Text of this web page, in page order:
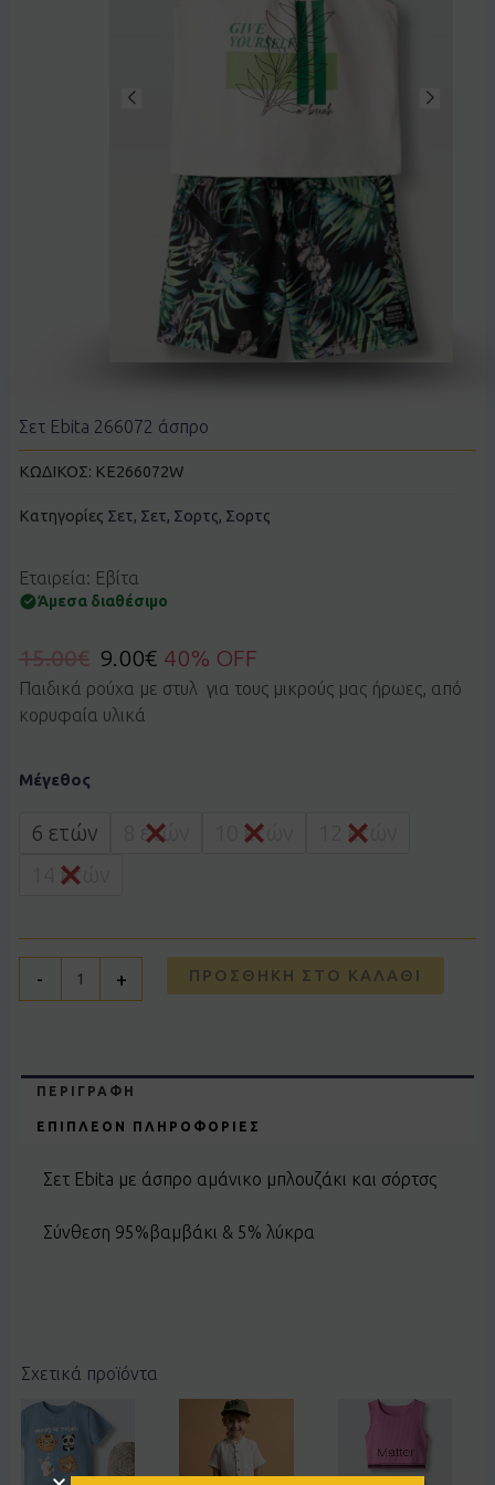
Σετ Ebita 266072 άσπρο
ΚΩΔΙΚΟΣ: KE266072W
Κατηγορίες Σετ, Σετ, Σορτς, Σορτς
Εταιρεία: Εβίτα
Άμεσα διαθέσιμο
15.00€ 9.00€ 40% OFF
Παιδικά ρούχα με στυλ για τους μικρούς μας ήρωες, από
κορυφαία υλικά
Μέγεθος
6 ετών 8 ετών 10 ετών
12 ετών
14 ετών
-
Ebita
άσπρο
ποσότητα
+ ΠΡΟΣΘΉΚΗ ΣΤΟ ΚΑΛΆΘΙ
ΠΕΡΙΓΡΑΦΉ
ΕΠΙΠΛΈΟΝ ΠΛΗΡΟΦΟΡΊΕΣ
Σετ Ebita με άσπρο αμάνικο μπλουζάκι και σόρτσς
Σύνθεση 95%βαμβάκι & 5% λύκρα
Σχετικά προϊόντα